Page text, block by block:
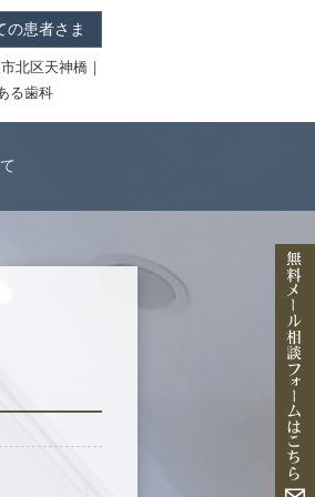
北区天神橋｜
る歯科
の患者さま